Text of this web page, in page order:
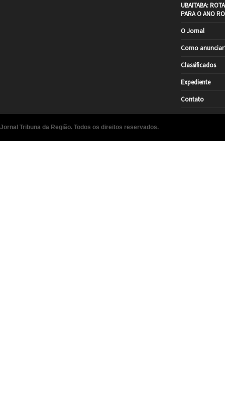
UBAITABA:
PARA O ANO
O Jornal
Como
Classificados
Expediente
Contato
Jornal Tribuna da Região. Todos os direitos reservados.